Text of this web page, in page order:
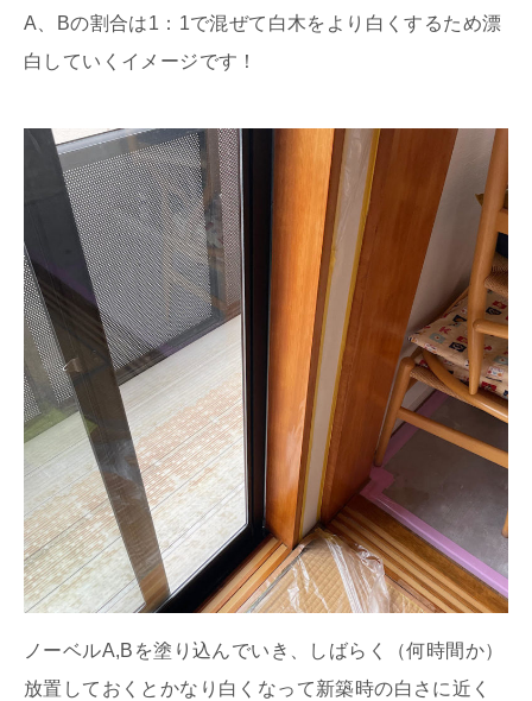
A、Bの割合は1：1で混ぜて白木をより白くするため漂
白していくイメージです！
ノーベルA,Bを塗り込んでいき、しばらく（何時間か）
放置しておくとかなり白くなって新築時の白さに近く